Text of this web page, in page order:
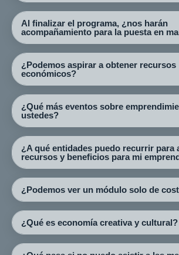
Al finalizar el programa, ¿nos harán
acompañamiento para la puesta en
¿Podemos aspirar a obtener recursos
económicos?
¿Qué más eventos sobre
ustedes?
¿A qué entidades puedo recurrir para
recursos y beneficios para mi
¿Podemos ver un módulo solo de
¿Qué es economía creativa y cultural?